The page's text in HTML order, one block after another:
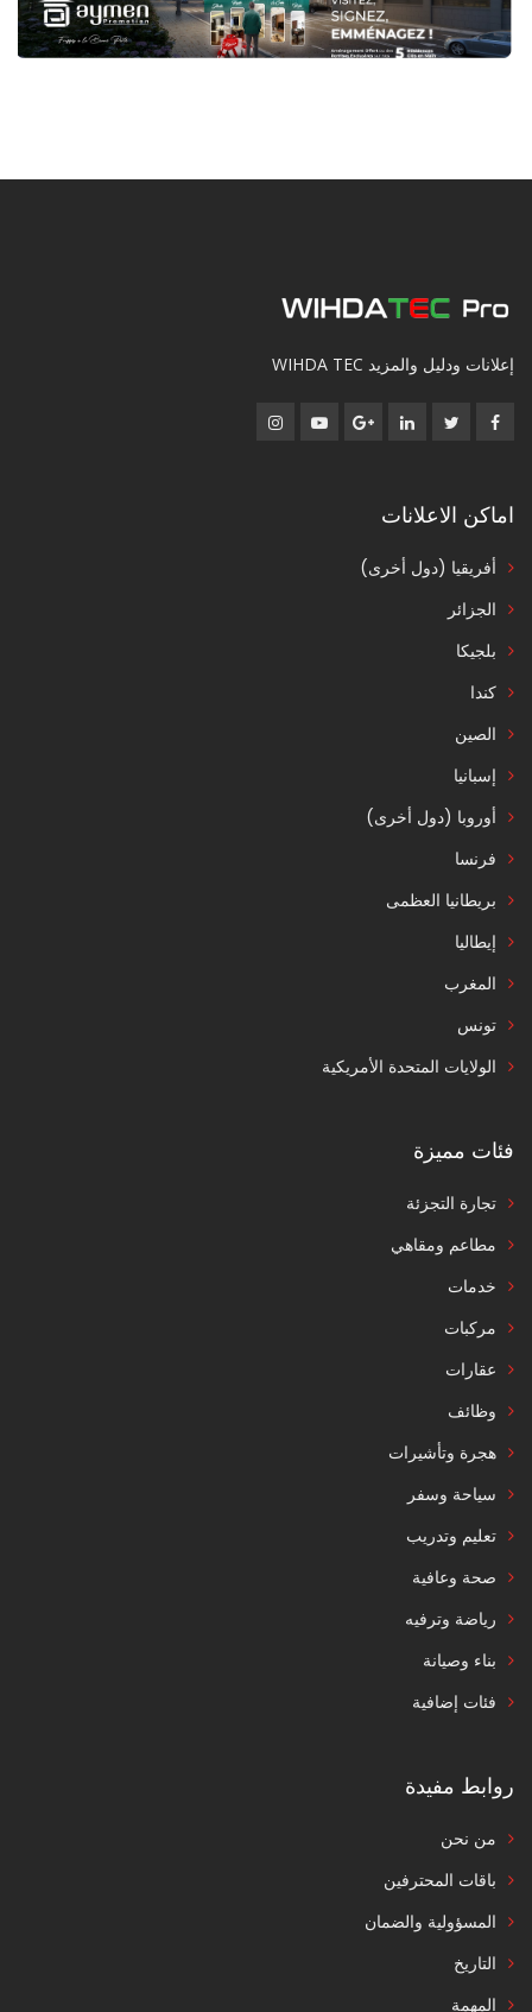
إعلانات ودليل والمزيد WIHDA TEC
اماكن الاعلانات
أفريقيا (دول أخرى)
الجزائر
بلجيكا
كندا
الصين
إسبانيا
أوروبا (دول أخرى)
فرنسا
بريطانيا العظمى
إيطاليا
المغرب
تونس
الولايات المتحدة الأمريكية
فئات مميزة
تجارة التجزئة
مطاعم ومقاهي
خدمات
مركبات
عقارات
وظائف
هجرة وتأشيرات
سياحة وسفر
تعليم وتدريب
صحة وعافية
رياضة وترفيه
بناء وصيانة
فئات إضافية
روابط مفيدة
من نحن
باقات المحترفين
المسؤولية والضمان
التاريخ
المهمة